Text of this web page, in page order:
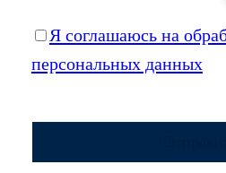
Я соглашаюсь на
персональных данных